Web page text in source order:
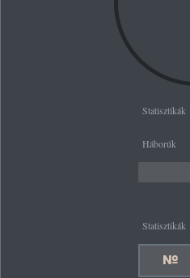
Statisztikák
Háborúk
Statisztikák